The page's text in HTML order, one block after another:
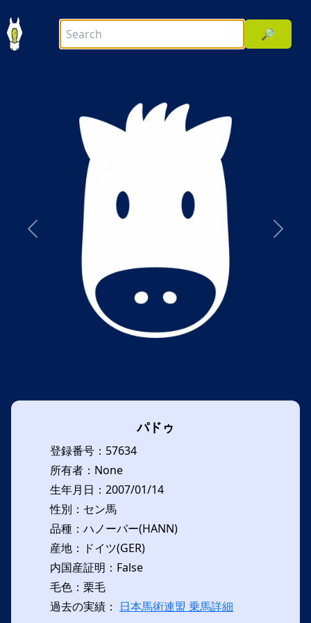
🔎
前へ 次へ
パドゥ
登録番号：57634
所有者：None
生年月日：2007/01/14
性別：セン馬
品種：ハノーバー(HANN)
産地：ドイツ(GER)
内国産証明：False
毛色：栗毛
過去の実績： 日本馬術連盟 乗馬詳細